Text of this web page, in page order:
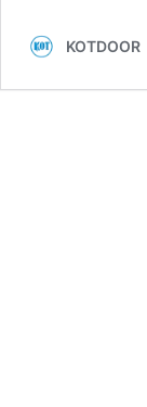
KOTDOOR